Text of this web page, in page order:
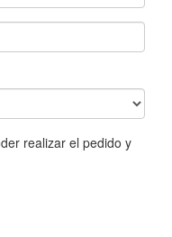
realizar el pedido y